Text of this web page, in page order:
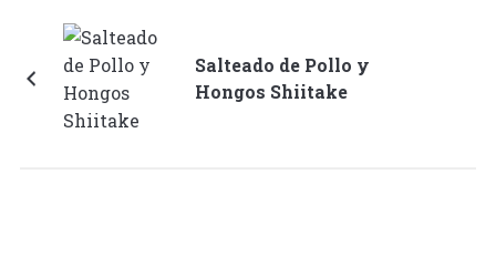
Salteado de Pollo y
Hongos Shiitake